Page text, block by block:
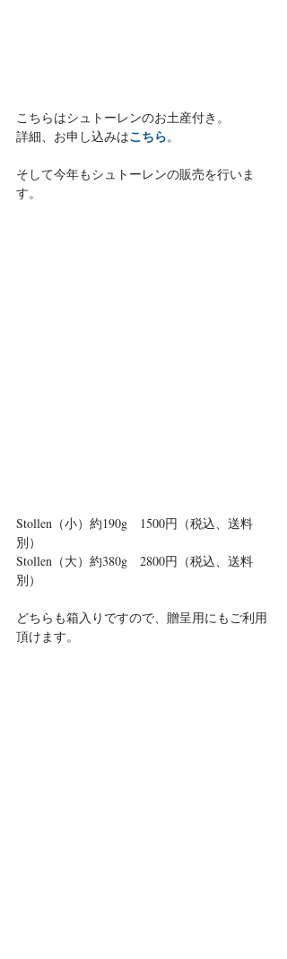
こちらはシュトーレンのお土産付き。
詳細、お申し込みはこちら。
そして今年もシュトーレンの販売を行いま
す。
Stollen（小）約190g　1500円（税込、送料
別）
Stollen（大）約380g　2800円（税込、送料
別）
どちらも箱入りですので、贈呈用にもご利用
頂けます。